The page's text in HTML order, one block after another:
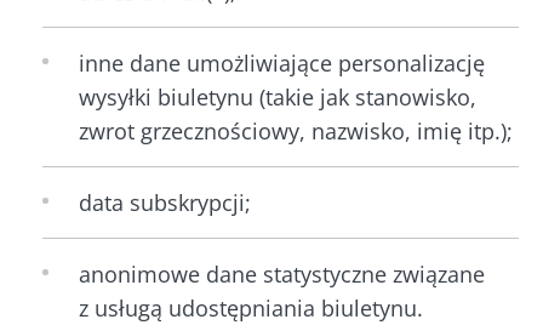
inne dane umożliwiające personalizację
wysyłki biuletynu (takie jak stanowisko,
zwrot grzecznościowy, nazwisko, imię itp.);
data subskrypcji;
anonimowe dane statystyczne związane
z usługą udostępniania biuletynu.